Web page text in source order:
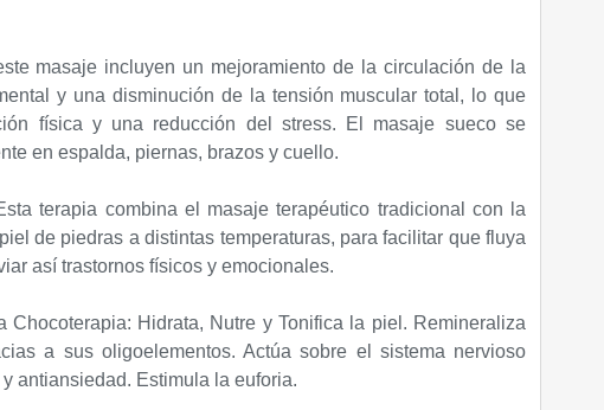
masaje incluyen un mejoramiento de la circulación de la
y una disminución de la tensión muscular total, lo que
física y una reducción del stress. El masaje sueco se
en espalda, piernas, brazos y cuello.
terapia combina el masaje terapéutico tradicional con la
de piedras a distintas temperaturas, para facilitar que fluya
así trastornos físicos y emocionales.
Chocoterapia: Hidrata, Nutre y Tonifica la piel. Remineraliza
a sus oligoelementos. Actúa sobre el sistema nervioso
antiansiedad. Estimula la euforia.